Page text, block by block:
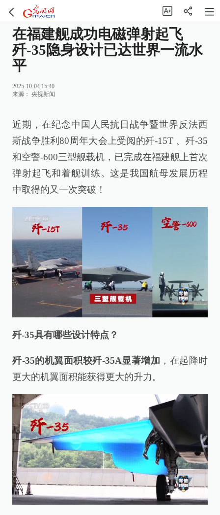
在福建舰成功电磁弹射起飞
歼-35隐身设计已达世界一流水
平
2025-10-04 15:40
来源： 央视新闻
近期，在纪念中国人民抗日战争暨世界反法西
斯战争胜利80周年大会上受阅的歼-15T 、歼-35
和空警-600三型舰载机，已完成在福建舰上首次
弹射起飞和着舰训练。这是我国航母发展历程
中取得的又一次突破！
歼-35具有哪些设计特点？
歼-35的机翼面积较歼-35A显著增加 ，在起降时
更大的机翼面积能获得更大的升力。